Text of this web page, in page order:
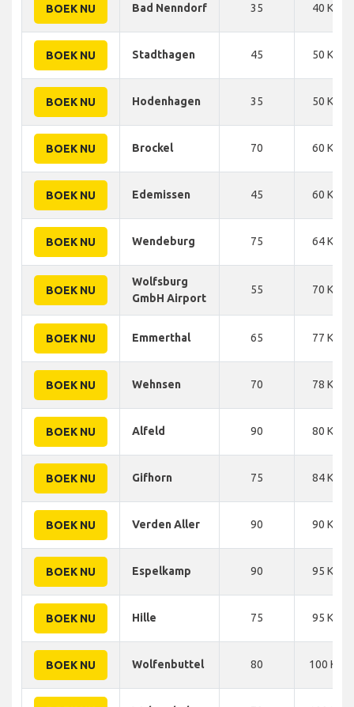
BOEK NU Bad Nenndorf 35 40 KM
BOEK NU Stadthagen 45 50 KM
BOEK NU Hodenhagen 35 50 KM
BOEK NU Brockel 70 60 KM
BOEK NU Edemissen 45 60 KM
BOEK NU Wendeburg 75 64 KM
BOEK NU
Wolfsburg
GmbH Airport
55 70 KM
BOEK NU Emmerthal 65 77 KM
BOEK NU Wehnsen 70 78 KM
BOEK NU Alfeld 90 80 KM
BOEK NU Gifhorn 75 84 KM
BOEK NU Verden Aller 90 90 KM
BOEK NU Espelkamp 90 95 KM
BOEK NU Hille 75 95 KM
BOEK NU Wolfenbuttel 80 100 KM